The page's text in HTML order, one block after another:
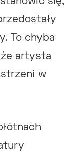
To chyba
artysta
w